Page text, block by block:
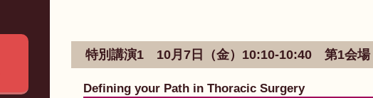
特別講演1 10月7日（金）10:10-10:40 第1会場
Defining your Path in Thoracic Surgery